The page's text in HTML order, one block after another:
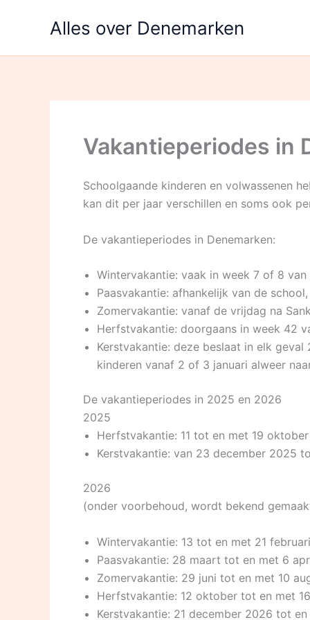
Alles over Denemarken
Vakantieperiodes in
Schoolgaande kinderen en volwassenen
kan dit per jaar verschillen en soms ook
De vakantieperiodes in Denemarken:
Wintervakantie: vaak in week 7 of 8
Paasvakantie: afhankelijk van de
Zomervakantie: vanaf de vrijdag na
Herfstvakantie: doorgaans in week 42
Kerstvakantie: deze beslaat in elk
kinderen vanaf 2 of 3 januari alweer
De vakantieperiodes in 2025 en 2026
2025
Herfstvakantie: 11 tot en met 19 oktober
Kerstvakantie: van 23 december 2025
2026
(onder voorbehoud, wordt bekend
Wintervakantie: 13 tot en met 21 februari
Paasvakantie: 28 maart tot en met 6
Zomervakantie: 29 juni tot en met 10
Herfstvakantie: 12 oktober tot en met
Kerstvakantie: 21 december 2026 tot